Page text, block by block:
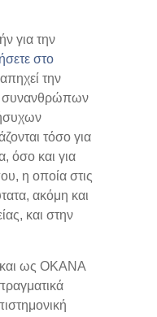
για την
στο
την
συνανθρώπων
τόσο για
όσο και για
η οποία στις
ακόμη και
και στην
και ως ΟΚΑΝΑ